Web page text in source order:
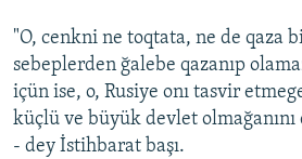
"O, cenkni ne toqtata, ne de qaza
sebeplerden ğalebe qazanıp
içün ise, o, Rusiye onı tasvir
küçlü ve büyük devlet
- dey İstihbarat başı.